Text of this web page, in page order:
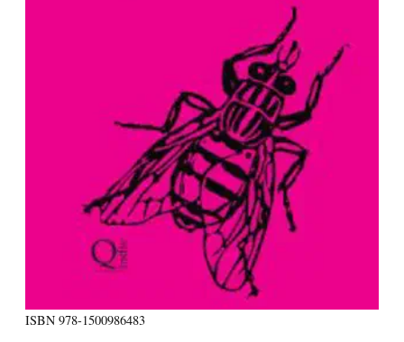
ISBN 978-1500986483